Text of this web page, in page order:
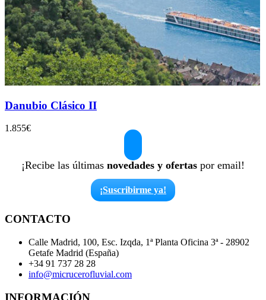
Danubio Clásico II
1.855€
¡Recibe las últimas novedades y ofertas por email!
¡Suscribirme ya!
CONTACTO
Calle Madrid, 100, Esc. Izqda, 1ª Planta Oficina 3ª - 28902
Getafe Madrid (España)
+34 91 737 28 28
info@micrucerofluvial.com
INFORMACIÓN